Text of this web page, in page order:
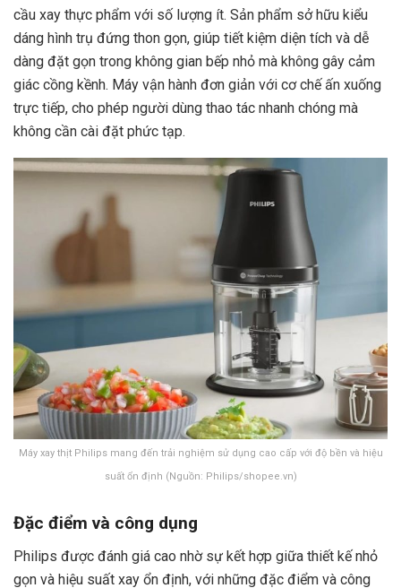
cầu xay thực phẩm với số lượng ít. Sản phẩm sở hữu kiểu
dáng hình trụ đứng thon gọn, giúp tiết kiệm diện tích và dễ
dàng đặt gọn trong không gian bếp nhỏ mà không gây cảm
giác cồng kềnh. Máy vận hành đơn giản với cơ chế ấn xuống
trực tiếp, cho phép người dùng thao tác nhanh chóng mà
không cần cài đặt phức tạp.
Máy xay thịt Philips mang đến trải nghiệm sử dụng cao cấp với độ bền và hiệu
suất ổn định (Nguồn: Philips/shopee.vn)
Đặc điểm và công dụng
Philips được đánh giá cao nhờ sự kết hợp giữa thiết kế nhỏ
gọn và hiệu suất xay ổn định, với những đặc điểm và công